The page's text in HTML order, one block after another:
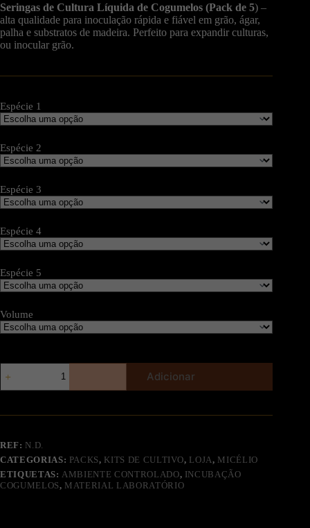
Seringas de Cultura Líquida de Cogumelos (Pack de 5) –
alta qualidade para inoculação rápida e fiável em grão, ágar,
palha e substratos de madeira. Perfeito para expandir culturas,
ou inocular grão.
Espécie 1
Espécie 2
Espécie 3
Espécie 4
Espécie 5
Volume
Adicionar
REF: N.D.
CATEGORIAS: PACKS, KITS DE CULTIVO, LOJA, MICÉLIO
ETIQUETAS: AMBIENTE CONTROLADO, INCUBAÇÃO
COGUMELOS, MATERIAL LABORATÓRIO